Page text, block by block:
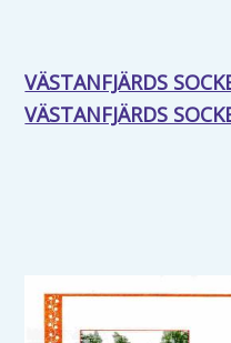
VÄSTANFJÄRDS
VÄSTANFJÄRDS